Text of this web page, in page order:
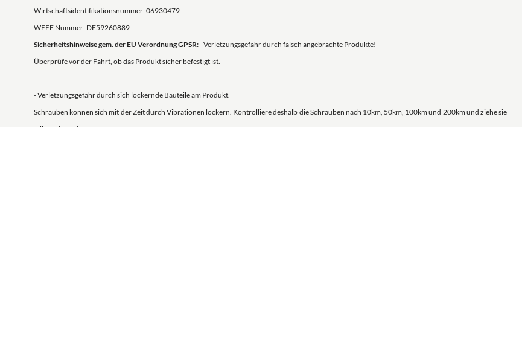
Wirtschaftsidentifikationsnummer: 06930479
WEEE Nummer: DE59260889
Sicherheitshinweise gem. der EU Verordnung GPSR:- Verletzungsgefahr durch falsch angebrachte Produkte!
Überprüfe vor der Fahrt, ob das Produkt sicher befestigt ist.
- Verletzungsgefahr durch sich lockernde Bauteile am Produkt.
Schrauben können sich mit der Zeit durch Vibrationen lockern. Kontrolliere deshalb die Schrauben nach 10km, 50km, 100km und 200km und ziehe sie
falls nötig nach.